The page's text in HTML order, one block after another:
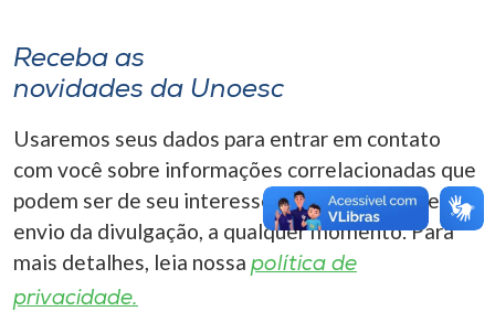
A+
Receba as
novidades da Unoesc
Usaremos seus dados para entrar em contato
com você sobre informações correlacionadas que
podem ser de seu interesse. Você pode cancelar o
envio da divulgação, a qualquer momento. Para
mais detalhes, leia nossa política de
privacidade.